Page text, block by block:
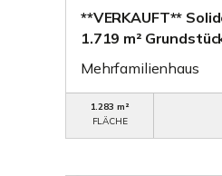
**VERKAUFT**
1.719 m²
Mehrfamilienhaus
1.283 m²
FLÄCHE